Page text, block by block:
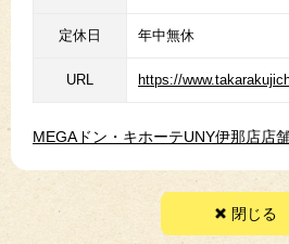
定休日 年中無休
URL https://
MEGAドン・キホーテUNY伊那店店
閉じる